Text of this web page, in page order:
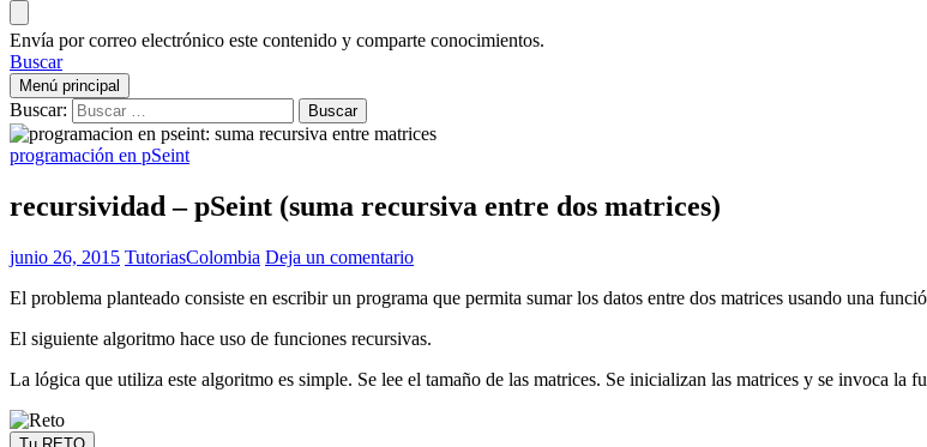
Envía por correo electrónico este contenido y comparte conocimientos.
Buscar
Menú principal
Buscar:
programación en pSeint
recursividad – pSeint (suma recursiva entre dos matrices)
junio 26, 2015 TutoriasColombia Deja un comentario
El problema planteado consiste en escribir un programa que permita sumar los datos entre dos matrices usando una
El siguiente algoritmo hace uso de funciones recursivas.
La lógica que utiliza este algoritmo es simple. Se lee el tamaño de las matrices. Se inicializan las matrices y se invoca la